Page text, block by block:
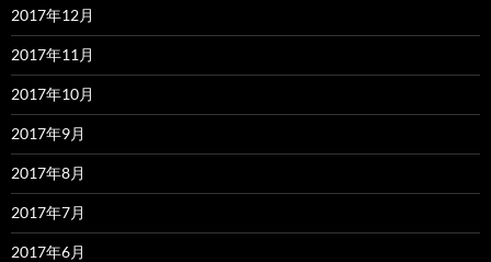
2017年12月
2017年11月
2017年10月
2017年9月
2017年8月
2017年7月
2017年6月